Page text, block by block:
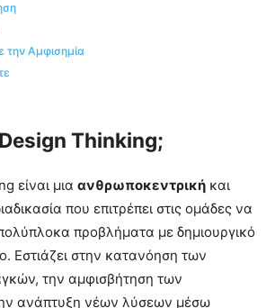
την Αμφισημία
Design Thinking;
είναι μια ανθρωποκεντρική και
που επιτρέπει στις ομάδες να
προβλήματα με δημιουργικό
Εστιάζει στην κατανόηση των
την αμφισβήτηση των
ανάπτυξη νέων λύσεων μέσω